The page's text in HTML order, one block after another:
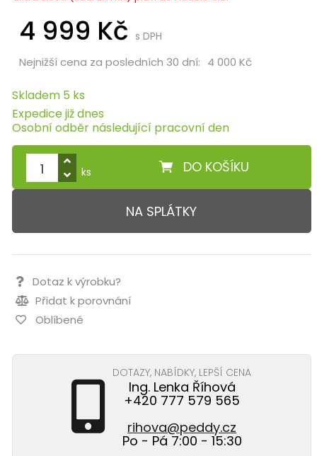
4 999 Kč s DPH
Nejnižší cena za posledních 30 dní: 4 000 Kč
Skladem 5 ks
Expedice již dnes
Osobní odběr následující pracovní den
DO KOŠÍKU
ks
NA SPLÁTKY
Dotaz k výrobku?
Přidat k porovnání
Oblíbené
DOTAZY, NABÍDKY, LEPŠÍ CENA
Ing. Lenka Říhová
+420 777 579 565
rihova@peddy.cz
Po - Pá 7:00 - 15:30